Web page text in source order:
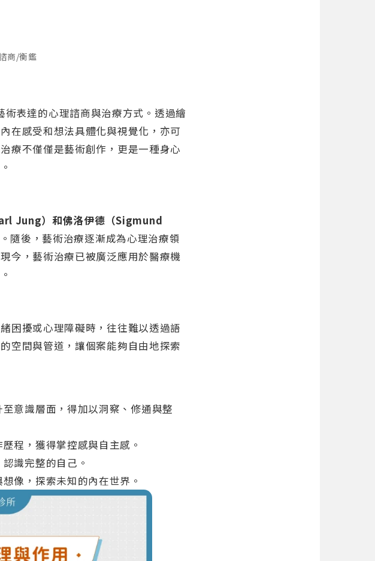
商/衡鑑
表達的心理諮商與治療方式。透過繪
在感受和想法具體化與視覺化，亦可
療不僅僅是藝術創作，更是一種身心
Jung）和佛洛伊德（Sigmund
隨後，藝術治療逐漸成為心理治療領
今，藝術治療已被廣泛應用於醫療機
困擾或心理障礙時，往往難以透過語
空間與管道，讓個案能夠自由地探索
意識層面，得加以洞察、修通與整
程，獲得掌控感與自主感。
識完整的自己。
像，探索未知的內在世界。